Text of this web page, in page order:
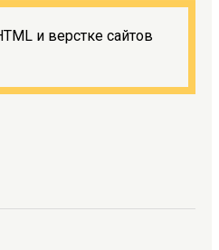
и верстке сайтов